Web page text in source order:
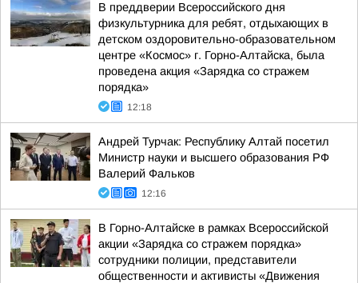
В преддверии Всероссийского дня
физкультурника для ребят, отдыхающих в
детском оздоровительно-образовательном
центре «Космос» г. Горно-Алтайска, была
проведена акция «Зарядка со стражем
порядка»
12:18
Андрей Турчак: Республику Алтай посетил
Министр науки и высшего образования РФ
Валерий Фальков
12:16
В Горно-Алтайске в рамках Всероссийской
акции «Зарядка со стражем порядка»
сотрудники полиции, представители
общественности и активисты «Движения